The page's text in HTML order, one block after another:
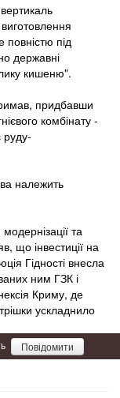
повністю під
державні
кишеню".
придбавши
комбінату -
руду-
належить
та
що інвестиції на
Гідності внесла
ним ГЗК і
Криму, де
ускладнило
Повідомити